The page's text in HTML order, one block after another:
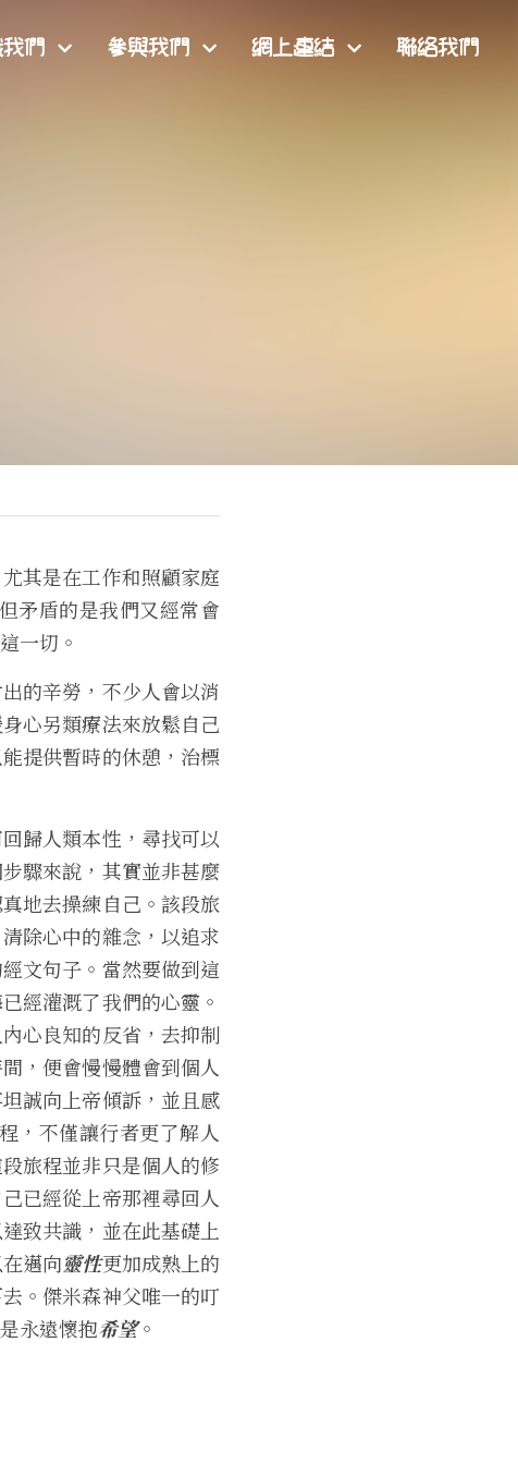
們 參與我們 網上連結 聯絡我們
其是在工作和照顧家庭
矛盾的是我們又經常會
一切。
的辛勞，不少人會以消
心另類療法來放鬆自己
提供暫時的休憩，治標
歸人類本性，尋找可以
驟來說，其實並非甚麼
地去操練自己。該段旅
除心中的雜念，以追求
文句子。當然要做到這
經灌溉了我們的心靈。
心良知的反省，去抑制
，便會慢慢體會到個人
誠向上帝傾訴，並且感
，不僅讓行者更了解人
旅程並非只是個人的修
已經從上帝那裡尋回人
致共識，並在此基礎上
邁向靈性更加成熟上的
。傑米森神父唯一的叮
永遠懷抱希望。